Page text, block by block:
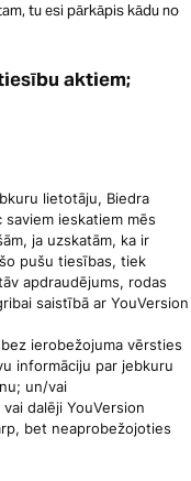
tu esi pārkāpis kādu no
aktiem;
lietotāju, Biedra
ieskatiem mēs
ja uzskatām, ka ir
pušu tiesības, tiek
apdraudējums, rodas
saistībā ar YouVersion
ierobežojuma vērsties
informāciju par jebkuru
un/vai
dalēji YouVersion
bet neaprobežojoties